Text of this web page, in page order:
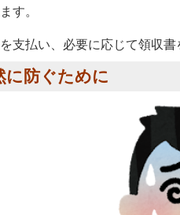
す。
支払い、必要に応じて領収書
に防ぐために